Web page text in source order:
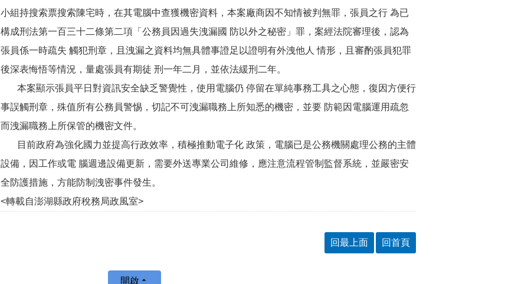
小組持搜索票搜索陳宅時，在其電腦中查獲機密資料，本案廠商因不知情被判無罪，張員之行 為已
構成刑法第一百三十二條第二項「公務員因過失洩漏國 防以外之秘密」罪，案經法院審理後，認為
張員係一時疏失 觸犯刑章，且洩漏之資料均無具體事證足以證明有外洩他人 情形，且審酌張員犯罪
後深表悔悟等情況，量處張員有期徒 刑一年二月，並依法緩刑二年。
本案顯示張員平日對資訊安全缺乏警覺性，使用電腦仍 停留在單純事務工具之心態，復因方便行
事誤觸刑章，殊值所有公務員警惕，切記不可洩漏職務上所知悉的機密，並要 防範因電腦運用疏忽
而洩漏職務上所保管的機密文件。
目前政府為強化國力並提高行政效率，積極推動電子化 政策，電腦已是公務機關處理公務的主體
設備，因工作或電 腦週邊設備更新，需要外送專業公司維修，應注意流程管制監督系統，並嚴密安
全防護措施，方能防制洩密事件發生。
<轉載自澎湖縣政府稅務局政風室>
回最上面 回首頁
開啟